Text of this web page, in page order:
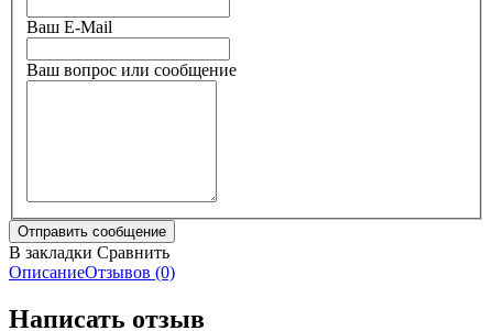
Ваш E-Mail
Ваш вопрос или сообщение
В закладки Сравнить
ОписаниеОтзывов (0)
Написать отзыв